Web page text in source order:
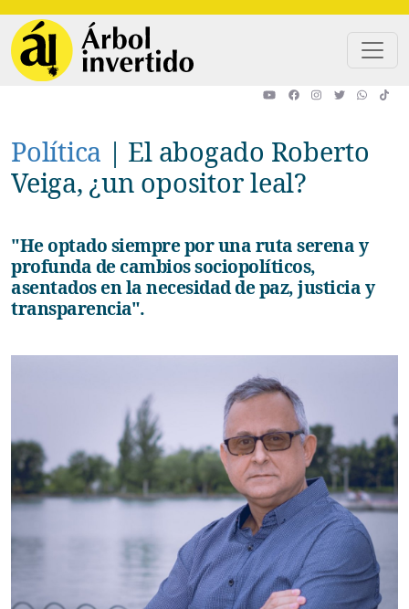
Política | El abogado Roberto
Veiga, ¿un opositor leal?
"He optado siempre por una ruta serena y
profunda de cambios sociopolíticos,
asentados en la necesidad de paz, justicia y
transparencia".